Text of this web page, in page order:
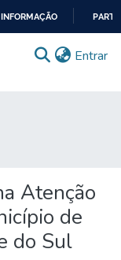
Entrar
Atenção
de
do Sul